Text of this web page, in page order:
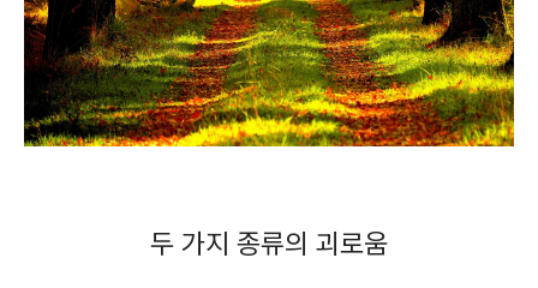
두 가지 종류의 괴로움